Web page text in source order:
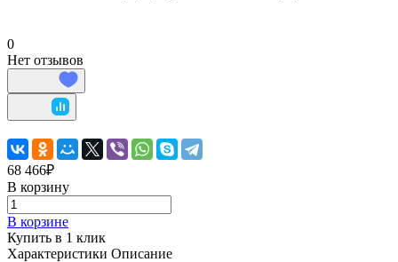
0
Нет отзывов
68 466₽
В корзину
В корзине
Купить в 1 клик
Характеристики Описание